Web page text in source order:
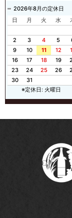
2026年8月の定休日
日
月 火 水
2
3 4 5
9
10 11 12
16
17 18 19
23
24 25 26
30
31
※定休日: 火曜日